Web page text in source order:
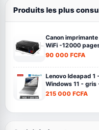
Produits les plus
Canon
WiFi -12000
noir
90 000 FCFA
Windows 11 - gris